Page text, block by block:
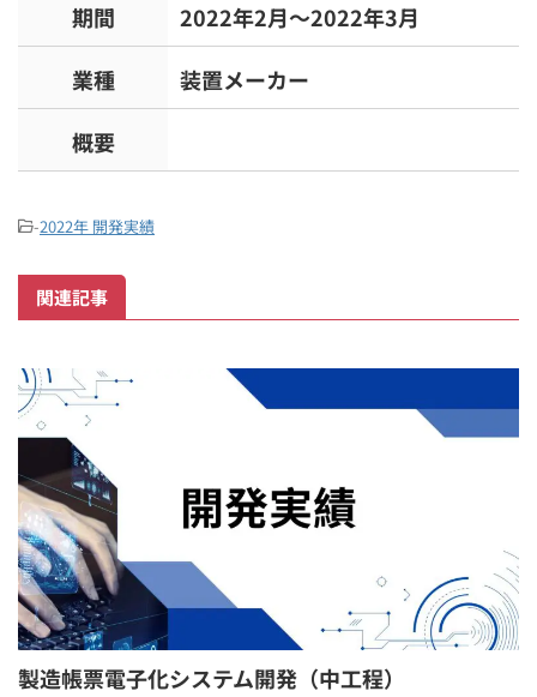
期間
2022年2月～2022年3月
業種
装置メーカー
概要
-2022年 開発実績
関連記事
製造帳票電子化システム開発（中工程）